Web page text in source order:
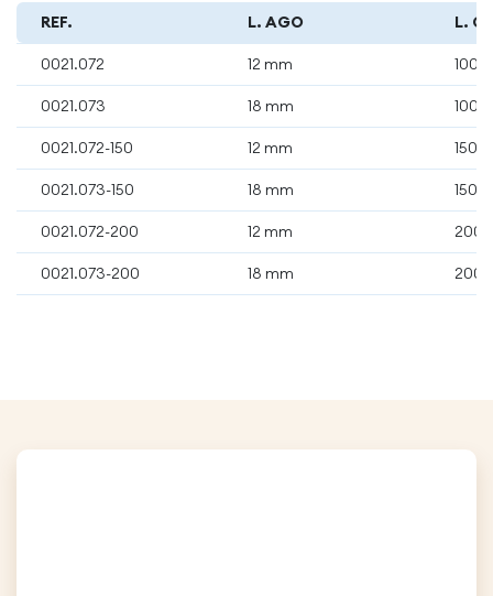
REF. L. AGO L.
0021.072 12 mm 100
0021.073 18 mm 100
0021.072-150 12 mm 150
0021.073-150 18 mm 150
0021.072-200 12 mm 200
0021.073-200 18 mm 200